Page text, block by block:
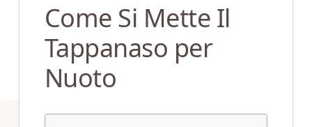
Come Si Mette Il
Tappanaso per
Nuoto